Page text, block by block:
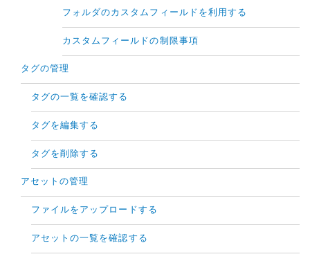
フォルダのカスタムフィールドを利用する
カスタムフィールドの制限事項
タグの管理
タグの一覧を確認する
タグを編集する
タグを削除する
アセットの管理
ファイルをアップロードする
アセットの一覧を確認する